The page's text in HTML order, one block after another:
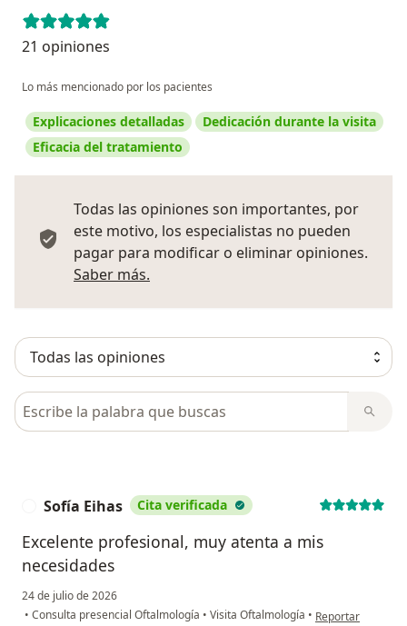
21 opiniones
Lo más mencionado por los pacientes
Explicaciones detalladas
Dedicación durante la visita
Eficacia del tratamiento
Todas las opiniones son importantes, por
este motivo, los especialistas no pueden
pagar para modificar o eliminar opiniones.
Saber más.
Busca en opiniones
Sofía Eihas Cita verificada
Excelente profesional, muy atenta a mis
necesidades
24 de julio de 2026
• Consulta presencial Oftalmología • Visita Oftalmología • en opinión del
Reportar